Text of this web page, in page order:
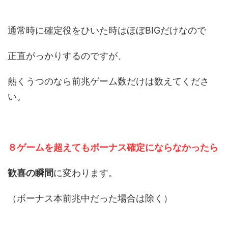
通常時に確定役をひいた時はほぼBIGだけなので
正直がっかりするのですが、
熱くうつのなら前兆ゲーム数だけは数えてくださ
い。
８ゲームを超えてもボーナス確定にならなかったら
歓喜の瞬間に変わります。
（ボーナス本前兆中だった場合は除く）